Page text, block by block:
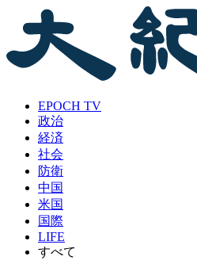
EPOCH TV
政治
経済
社会
防衛
中国
米国
国際
LIFE
すべて